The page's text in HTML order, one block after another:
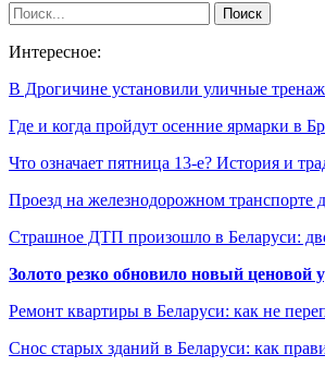
Интересное:
В Дрогичине установили уличные
Где и когда пройдут осенние ярмарки в
Что означает пятница 13-е? История и
Проезд на железнодорожном транспорте
Страшное ДТП произошло в Беларуси:
Золото резко обновило новый ценовой
Ремонт квартиры в Беларуси: как не
Снос старых зданий в Беларуси: как